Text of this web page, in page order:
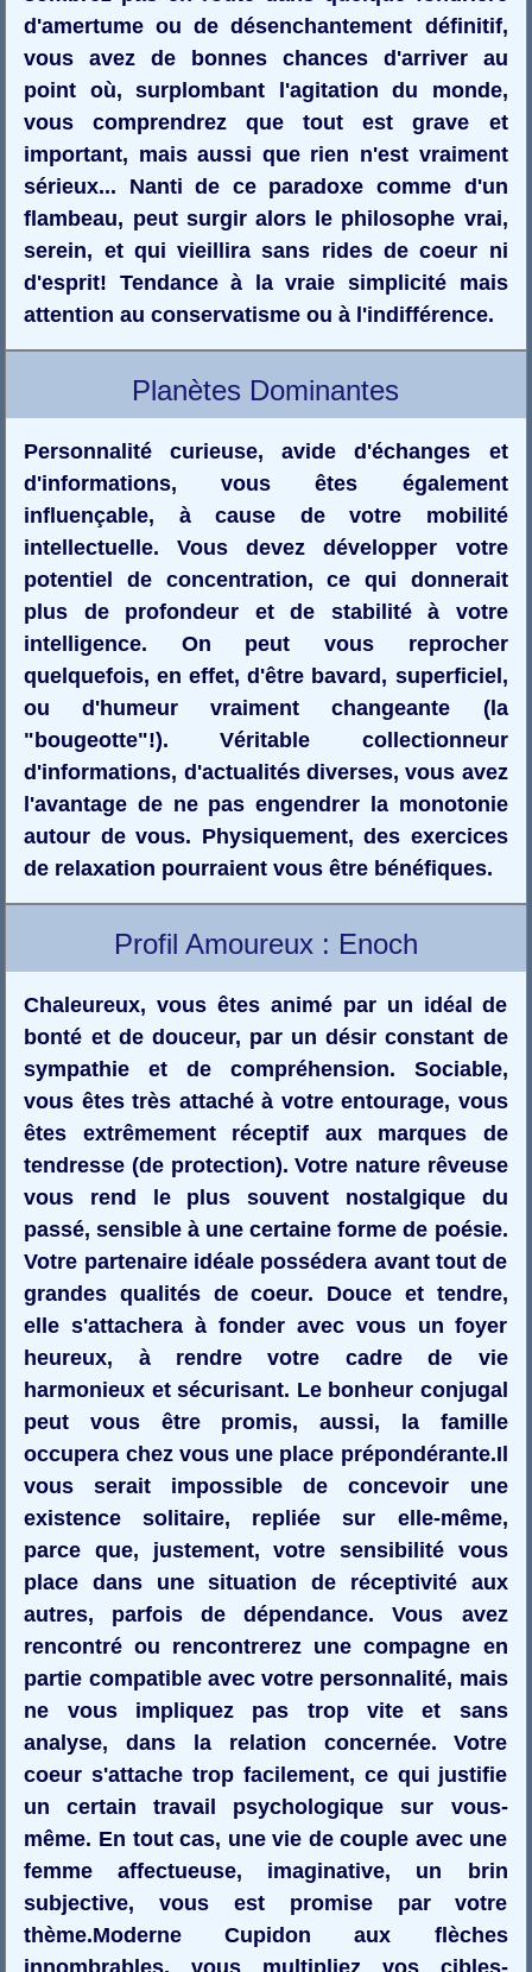
d'amertume ou de désenchantement définitif,
vous avez de bonnes chances d'arriver au
point où, surplombant l'agitation du monde,
vous comprendrez que tout est grave et
important, mais aussi que rien n'est vraiment
sérieux... Nanti de ce paradoxe comme d'un
flambeau, peut surgir alors le philosophe vrai,
serein, et qui vieillira sans rides de coeur ni
d'esprit! Tendance à la vraie simplicité mais
attention au conservatisme ou à l'indifférence.
Planètes Dominantes
Personnalité curieuse, avide d'échanges et
d'informations, vous êtes également
influençable, à cause de votre mobilité
intellectuelle. Vous devez développer votre
potentiel de concentration, ce qui donnerait
plus de profondeur et de stabilité à votre
intelligence. On peut vous reprocher
quelquefois, en effet, d'être bavard, superficiel,
ou d'humeur vraiment changeante (la
"bougeotte"!). Véritable collectionneur
d'informations, d'actualités diverses, vous avez
l'avantage de ne pas engendrer la monotonie
autour de vous. Physiquement, des exercices
de relaxation pourraient vous être bénéfiques.
Profil Amoureux : Enoch
Chaleureux, vous êtes animé par un idéal de
bonté et de douceur, par un désir constant de
sympathie et de compréhension. Sociable,
vous êtes très attaché à votre entourage, vous
êtes extrêmement réceptif aux marques de
tendresse (de protection). Votre nature rêveuse
vous rend le plus souvent nostalgique du
passé, sensible à une certaine forme de poésie.
Votre partenaire idéale possédera avant tout de
grandes qualités de coeur. Douce et tendre,
elle s'attachera à fonder avec vous un foyer
heureux, à rendre votre cadre de vie
harmonieux et sécurisant. Le bonheur conjugal
peut vous être promis, aussi, la famille
occupera chez vous une place prépondérante.Il
vous serait impossible de concevoir une
existence solitaire, repliée sur elle-même,
parce que, justement, votre sensibilité vous
place dans une situation de réceptivité aux
autres, parfois de dépendance. Vous avez
rencontré ou rencontrerez une compagne en
partie compatible avec votre personnalité, mais
ne vous impliquez pas trop vite et sans
analyse, dans la relation concernée. Votre
coeur s'attache trop facilement, ce qui justifie
un certain travail psychologique sur vous-
même. En tout cas, une vie de couple avec une
femme affectueuse, imaginative, un brin
subjective, vous est promise par votre
thème.Moderne Cupidon aux flèches
innombrables, vous multipliez vos cibles-